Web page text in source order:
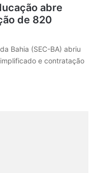
abre
de 820
Bahia (SEC-BA) abriu
e contratação